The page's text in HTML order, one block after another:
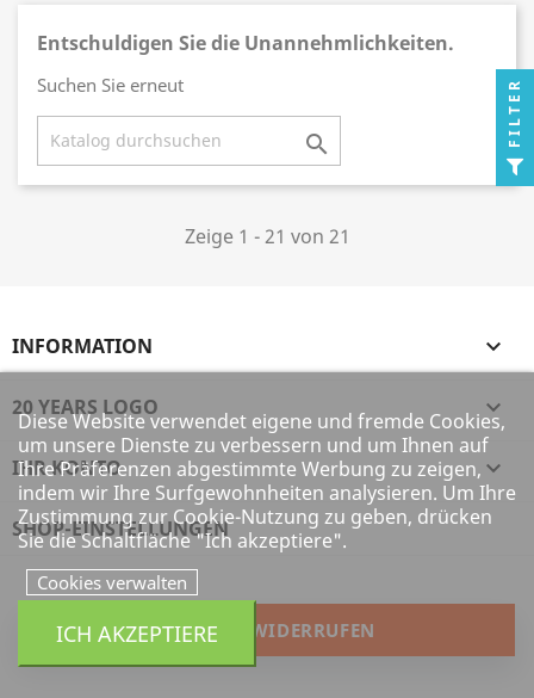
Entschuldigen Sie die Unannehmlichkeiten.
Suchen Sie erneut

Zeige 1 - 21 von 21
INFORMATION 
20 YEARS LOGO 
IHR KONTO 
SHOP-EINSTELLUNGEN
VERTRAG WIDERRUFEN
Diese Website verwendet eigene und fremde Cookies,
um unsere Dienste zu verbessern und um Ihnen auf
Ihre Präferenzen abgestimmte Werbung zu zeigen,
indem wir Ihre Surfgewohnheiten analysieren. Um Ihre
Zustimmung zur Cookie-Nutzung zu geben, drücken
Sie die Schaltfläche "Ich akzeptiere".
Cookies verwalten
ICH AKZEPTIERE
FILTER